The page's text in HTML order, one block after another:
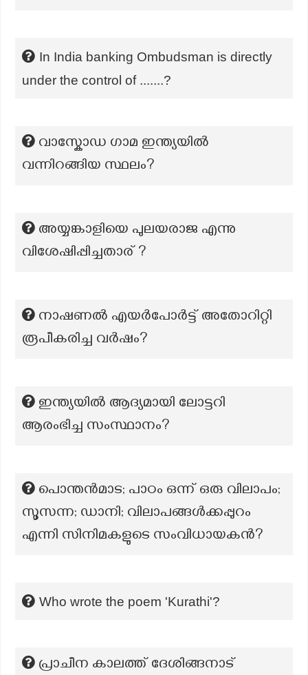
In India banking Ombudsman is directly
under the control of .......?
വാസ്കോഡ ഗാമ ഇന്ത്യയിൽ
വന്നിറങ്ങിയ സ്ഥലം?
അയ്യങ്കാളിയെ പുലയരാജ എന്നു
വിശേഷിപ്പിച്ചതാര് ?
നാഷണൽ എയർപോർട്ട് അതോറിറ്റി
രൂപീകരിച്ച വർഷം?
ഇന്ത്യയിൽ ആദ്യമായി ലോട്ടറി
ആരംഭിച്ച സംസ്ഥാനം?
പൊന്തൻമാട; പാഠം ഒന്ന് ഒരു വിലാപം;
സൂസന്ന; ഡാനി; വിലാപങ്ങൾക്കപ്പുറം
എന്നി സിനിമകളുടെ സംവിധായകൻ?
Who wrote the poem 'Kurathi'?
പ്രാചീന കാലത്ത് ദേശിങ്ങനാട്